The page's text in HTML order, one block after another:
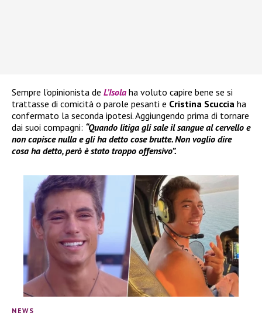
Sempre l’opinionista de L’Isola ha voluto capire bene se si
trattasse di comicità o parole pesanti e Cristina Scuccia ha
confermato la seconda ipotesi. Aggiungendo prima di tornare
dai suoi compagni: “Quando litiga gli sale il sangue al cervello e
non capisce nulla e gli ha detto cose brutte. Non voglio dire
cosa ha detto, però è stato troppo offensivo”.
NEWS